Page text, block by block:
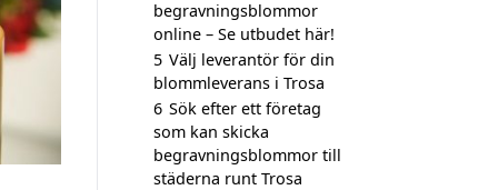
begravningsblommor
online – Se utbudet här!
5 Välj leverantör för din
blommleverans i Trosa
6 Sök efter ett företag
som kan skicka
begravningsblommor till
städerna runt Trosa